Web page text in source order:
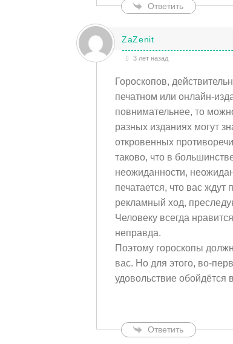
Ответить
ZaZenit
3 лет назад
Гороскопов,
печатном или онлайн-
повнимательнее, то
разных изданиях могут
откровенных
таково, что в
неожиданности,
печатается, что вас
рекламный ход,
Человеку всегда
неправда.
Поэтому гороскопы
вас. Но для этого, во-
удовольствие
Ответить